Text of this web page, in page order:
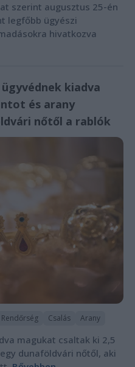
szerint augusztus 25-én
legfőbb ügyészi
hivatkozva
kiadva
és arany
nőtől a rablók
Rendőrség Csalás Arany
magukat csaltak ki 2,5
dunaföldvári nőtől, aki